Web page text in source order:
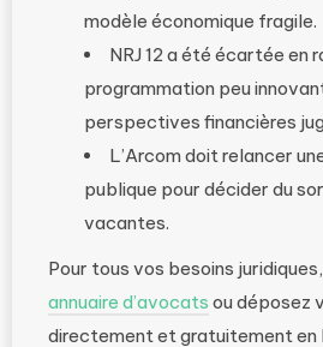
modèle économique fragile.
NRJ 12 a été écartée en
programmation peu
perspectives financières
L’Arcom doit relancer
publique pour décider du
vacantes.
Pour tous vos besoins
annuaire d’avocats ou déposez
directement et gratuitement en